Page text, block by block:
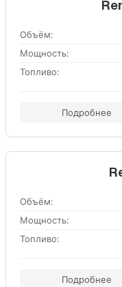
Объём:
Мощность:
Топливо:
Подробнее
Объём:
Мощность:
Топливо:
Подробнее